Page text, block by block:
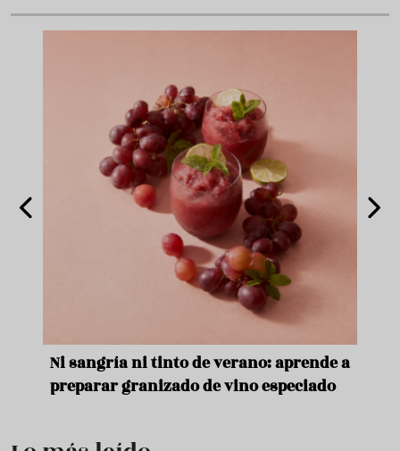
Ni sangría ni tinto de verano: aprende a
preparar granizado de vino especiado